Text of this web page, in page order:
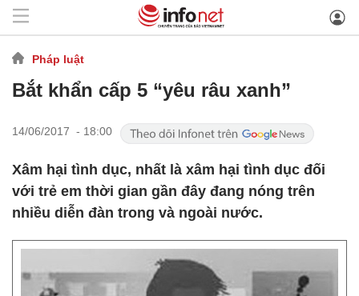
Pháp luật
Bắt khẩn cấp 5 “yêu râu xanh”
14/06/2017 - 18:00
Xâm hại tình dục, nhất là xâm hại tình dục đối
với trẻ em thời gian gần đây đang nóng trên
nhiều diễn đàn trong và ngoài nước.